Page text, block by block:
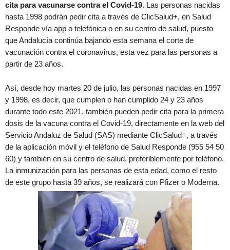
cita para vacunarse contra el Covid-19. Las personas nacidas
hasta 1998 podrán pedir cita a través de ClicSalud+, en Salud
Responde vía app o telefónica o en su centro de salud, puesto
que Andalucía continúa bajando esta semana el corte de
vacunación contra el coronavirus, esta vez para las personas a
partir de 23 años.
Así, desde hoy martes 20 de julio, las personas nacidas en 1997
y 1998, es decir, que cumplen o han cumplido 24 y 23 años
durante todo este 2021, también pueden pedir cita para la primera
dosis de la vacuna contra el Covid-19, directamente en la web del
Servicio Andaluz de Salud (SAS) mediante ClicSalud+, a través
de la aplicación móvil y el teléfono de Salud Responde (955 54 50
60) y también en su centro de salud, preferiblemente por teléfono.
La inmunización para las personas de esta edad, como el resto
de este grupo hasta 39 años, se realizará con Pfizer o Moderna.